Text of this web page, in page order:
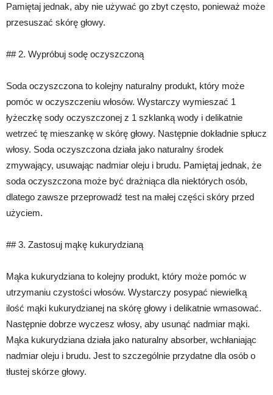
Pamiętaj jednak, aby nie używać go zbyt często, ponieważ może
przesuszać skórę głowy.
## 2. Wypróbuj sodę oczyszczoną
Soda oczyszczona to kolejny naturalny produkt, który może
pomóc w oczyszczeniu włosów. Wystarczy wymieszać 1
łyżeczkę sody oczyszczonej z 1 szklanką wody i delikatnie
wetrzeć tę mieszankę w skórę głowy. Następnie dokładnie spłucz
włosy. Soda oczyszczona działa jako naturalny środek
zmywający, usuwając nadmiar oleju i brudu. Pamiętaj jednak, że
soda oczyszczona może być drażniąca dla niektórych osób,
dlatego zawsze przeprowadź test na małej części skóry przed
użyciem.
## 3. Zastosuj mąkę kukurydzianą
Mąka kukurydziana to kolejny produkt, który może pomóc w
utrzymaniu czystości włosów. Wystarczy posypać niewielką
ilość mąki kukurydzianej na skórę głowy i delikatnie wmasować.
Następnie dobrze wyczesz włosy, aby usunąć nadmiar mąki.
Mąka kukurydziana działa jako naturalny absorber, wchłaniając
nadmiar oleju i brudu. Jest to szczególnie przydatne dla osób o
tłustej skórze głowy.